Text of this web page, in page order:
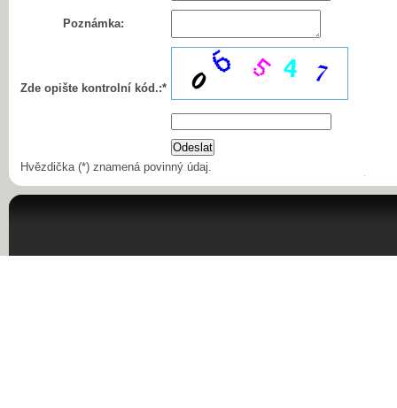
Poznámka:
Zde opište kontrolní kód.:*
Hvězdička (*) znamená povinný údaj.